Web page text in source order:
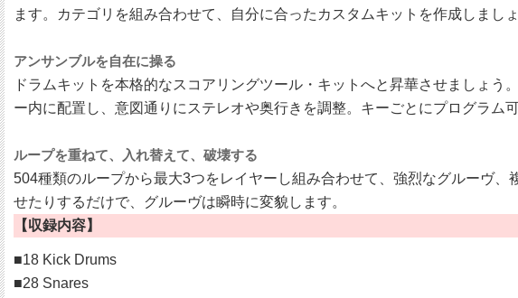
ます。カテゴリを組み合わせて、自分に合ったカスタムキットを作成しましょ
アンサンブルを自在に操る
ドラムキットを本格的なスコアリングツール・キットへと昇華させましょ
ー内に配置し、意図通りにステレオや奥行きを調整。キーごとにプログラム
ループを重ねて、入れ替えて、破壊する
504種類のループから最大3つをレイヤーし組み合わせて、強烈なグルーヴ
せたりするだけで、グルーヴは瞬時に変貌します。
【収録内容】
■18 Kick Drums
■28 Snares